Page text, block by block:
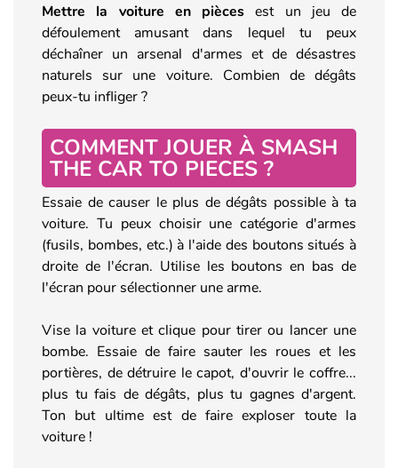
Mettre la voiture en pièces est un jeu de
défoulement amusant dans lequel tu peux
déchaîner un arsenal d'armes et de désastres
naturels sur une voiture. Combien de dégâts
peux-tu infliger ?
COMMENT JOUER À SMASH
THE CAR TO PIECES ?
Essaie de causer le plus de dégâts possible à ta
voiture. Tu peux choisir une catégorie d'armes
(fusils, bombes, etc.) à l'aide des boutons situés à
droite de l'écran. Utilise les boutons en bas de
l'écran pour sélectionner une arme.
Vise la voiture et clique pour tirer ou lancer une
bombe. Essaie de faire sauter les roues et les
portières, de détruire le capot, d'ouvrir le coffre...
plus tu fais de dégâts, plus tu gagnes d'argent.
Ton but ultime est de faire exploser toute la
voiture !